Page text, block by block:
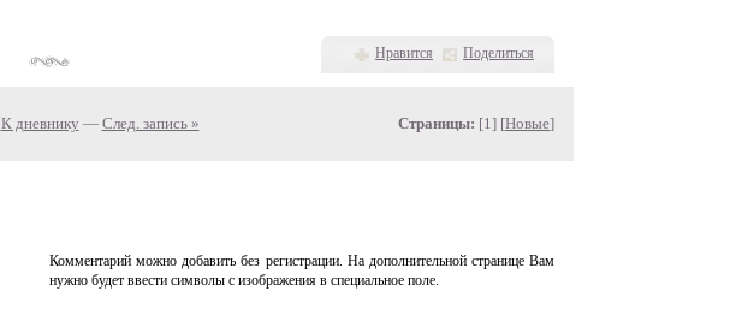
Нравится Поделиться
К дневнику — След. запись » Страницы: [1] [Новые]
Комментарий можно добавить без регистрации. На дополнительной странице Вам
нужно будет ввести символы с изображения в специальное поле.